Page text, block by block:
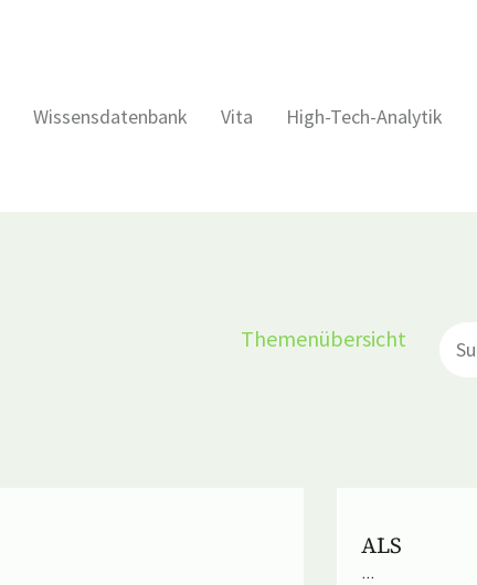
Wissensdatenbank Vita High-Tech-Analytik
Themenübersicht
ALS
...